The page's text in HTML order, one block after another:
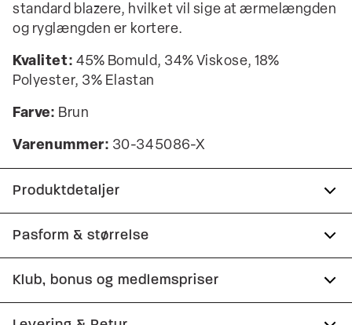
standard blazere, hvilket vil sige at ærmelængden
og ryglængden er kortere.
Kvalitet: 45% Bomuld, 34% Viskose, 18%
Polyester, 3% Elastan
Farve: Brun
Varenummer: 30-345086-X
Produktdetaljer
Lavet med Superflex, der giver ekstra
elasticitet og komfort.
Fire knapper ved ærmet.
To paspolerede inderlommer.
Pasform & størrelse
Fit:Modern fit
Klub, bonus og medlemspriser